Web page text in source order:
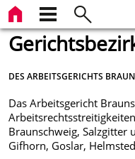
DES ARBEITSGERICHTS
Das Arbeitsgericht
Braunschweig, Salzgitter
Gifhorn, Goslar,